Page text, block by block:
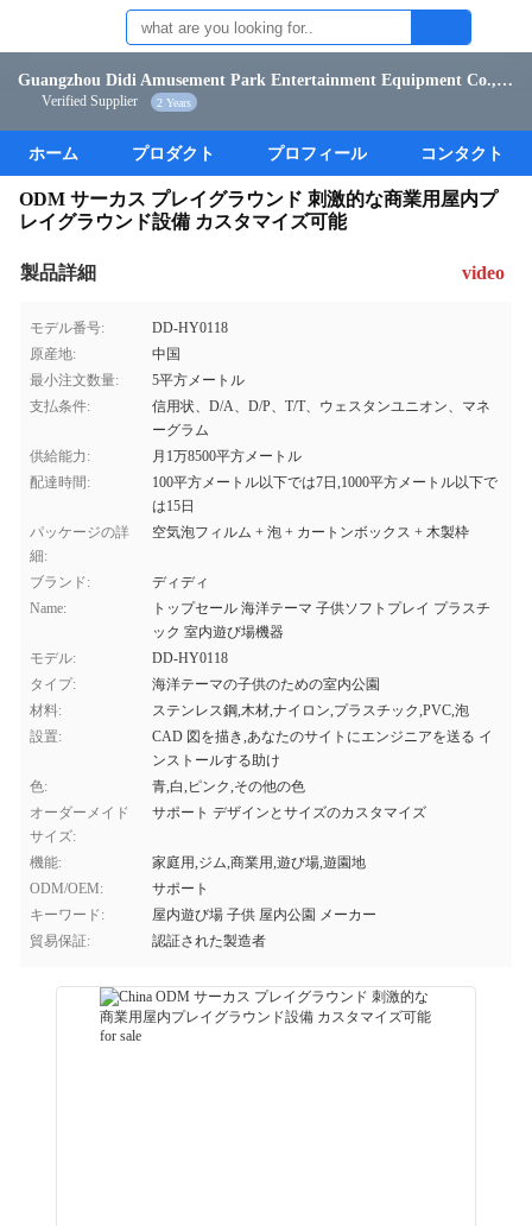
Guangzhou Didi Amusement Park Entertainment Equipment Co., Ltd.
Verified Supplier 2 Years
ホーム プロダクト プロフィール コンタクト
ODM サーカス プレイグラウンド 刺激的な商業用屋内プ
レイグラウンド設備 カスタマイズ可能
製品詳細 video
モデル番号:
DD-HY0118
原産地:
中国
最小注文数量:
5平方メートル
支払条件:
信用状、D/A、D/P、T/T、ウェスタンユニオン、マネ
ーグラム
供給能力:
月1万8500平方メートル
配達時間:
100平方メートル以下では7日,1000平方メートル以下で
は15日
パッケージの詳
細:
空気泡フィルム + 泡 + カートンボックス + 木製枠
ブランド:
ディディ
Name:
トップセール 海洋テーマ 子供ソフトプレイ プラスチ
ック 室内遊び場機器
モデル:
DD-HY0118
タイプ:
海洋テーマの子供のための室内公園
材料:
ステンレス鋼,木材,ナイロン,プラスチック,PVC,泡
設置:
CAD 図を描き,あなたのサイトにエンジニアを送る イ
ンストールする助け
色:
青,白,ピンク,その他の色
オーダーメイド
サイズ:
サポート デザインとサイズのカスタマイズ
機能:
家庭用,ジム,商業用,遊び場,遊園地
ODM/OEM:
サポート
キーワード:
屋内遊び場 子供 屋内公園 メーカー
貿易保証:
認証された製造者